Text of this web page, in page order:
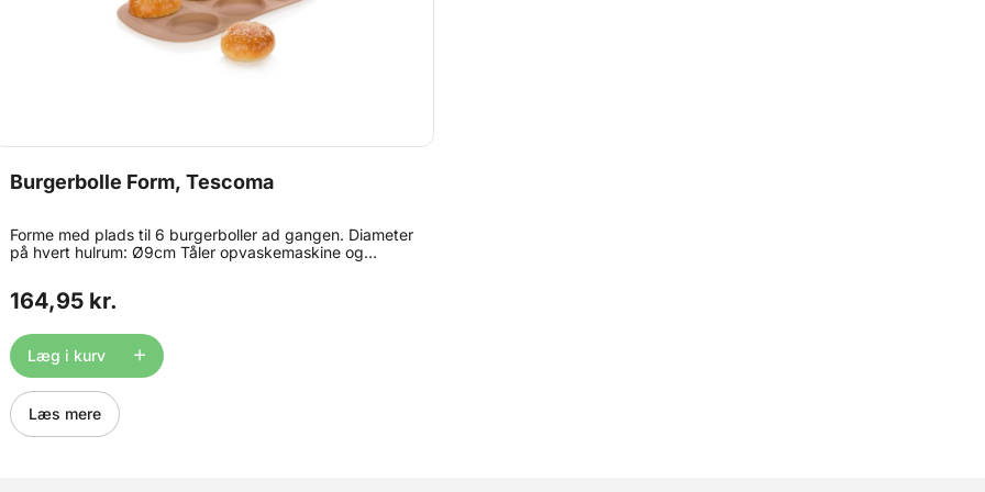
Burgerbolle Form, Tescoma
Forme med plads til 6 burgerboller ad gangen. Diameter
på hvert hulrum: Ø9cm Tåler opvaskemaskine og
164,95 kr.
Læg i kurv
Læs mere